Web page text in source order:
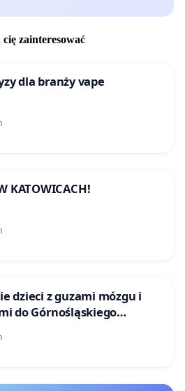
zainteresować
dla branży vape
KATOWICACH!
dzieci z guzami mózgu i
do Górnośląskiego
w Katowicach